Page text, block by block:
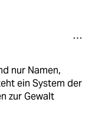
nur Namen,
ein System der
zur Gewalt